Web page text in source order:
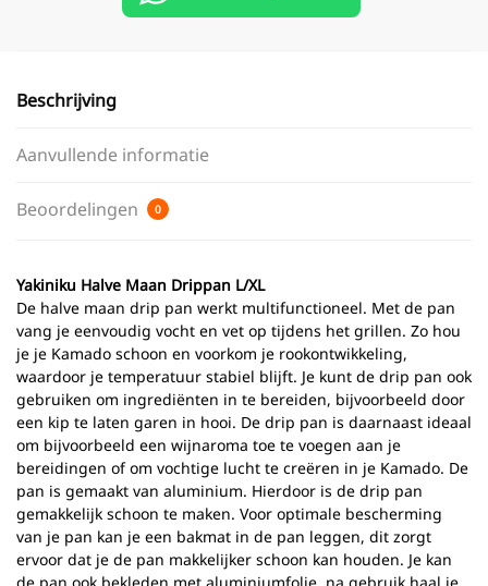
Beschrijving
Aanvullende informatie
Beoordelingen 0
Yakiniku Halve Maan Drippan L/XL
De halve maan drip pan werkt multifunctioneel. Met de pan
vang je eenvoudig vocht en vet op tijdens het grillen. Zo hou
je je Kamado schoon en voorkom je rookontwikkeling,
waardoor je temperatuur stabiel blijft. Je kunt de drip pan ook
gebruiken om ingrediënten in te bereiden, bijvoorbeeld door
een kip te laten garen in hooi. De drip pan is daarnaast ideaal
om bijvoorbeeld een wijnaroma toe te voegen aan je
bereidingen of om vochtige lucht te creëren in je Kamado. De
pan is gemaakt van aluminium. Hierdoor is de drip pan
gemakkelijk schoon te maken. Voor optimale bescherming
van je pan kan je een bakmat in de pan leggen, dit zorgt
ervoor dat je de pan makkelijker schoon kan houden. Je kan